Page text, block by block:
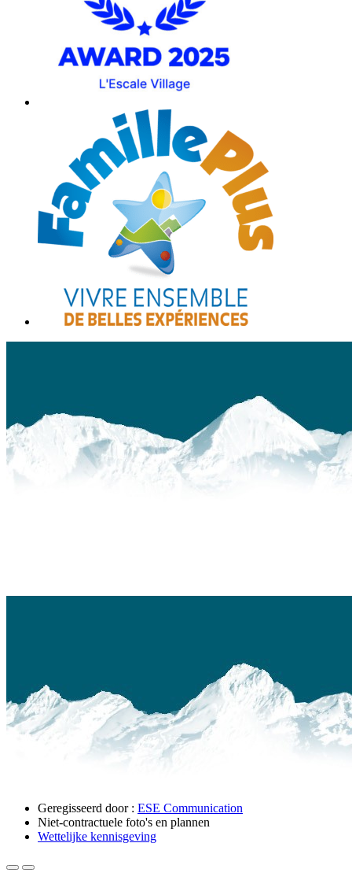
Geregisseerd door : ESE Communication
Niet-contractuele foto's en plannen
Wettelijke kennisgeving